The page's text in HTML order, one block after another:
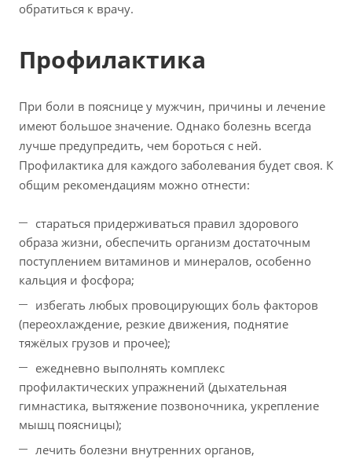
обратиться к врачу.
Профилактика
При боли в пояснице у мужчин, причины и лечение
имеют большое значение. Однако болезнь всегда
лучше предупредить, чем бороться с ней.
Профилактика для каждого заболевания будет своя. К
общим рекомендациям можно отнести:
стараться придерживаться правил здорового
образа жизни, обеспечить организм достаточным
поступлением витаминов и минералов, особенно
кальция и фосфора;
избегать любых провоцирующих боль факторов
(переохлаждение, резкие движения, поднятие
тяжёлых грузов и прочее);
ежедневно выполнять комплекс
профилактических упражнений (дыхательная
гимнастика, вытяжение позвоночника, укрепление
мышц поясницы);
лечить болезни внутренних органов,